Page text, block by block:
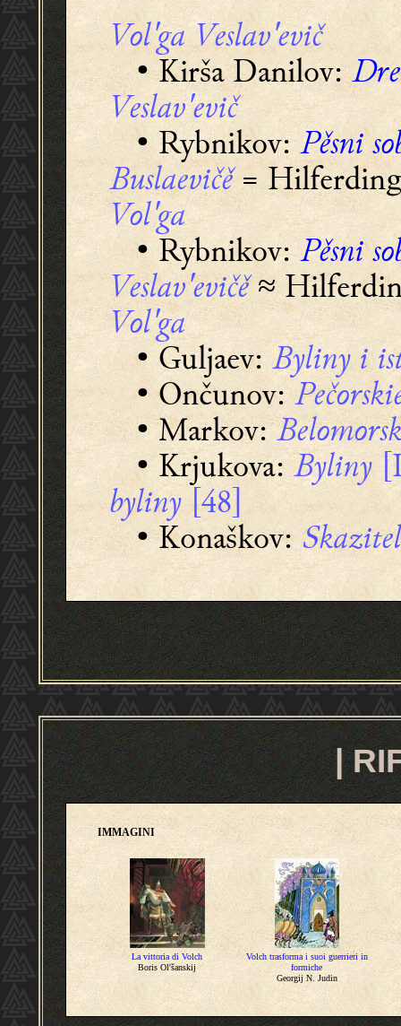
Vol'ga Veslav'evič
• Kirša Danilov:
Veslav'evič
• Rybnikov:Pěsni
Buslaevičě=
Vol'ga
• Rybnikov:Pěsni
Veslav'evičě≈
Vol'ga
• Guljaev: Byliny i
• Ončunov:
• Markov:
• Krjukova:Byliny
byliny[48]
• Konaškov:Skazitel
|
IMMAGINI
La vittoria di Volch
Boris Ol'šanskij
Volch trasforma i suoi guerrieri in
formiche
Georgij N. Judin